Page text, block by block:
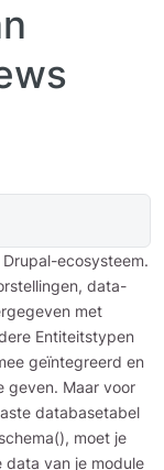
ecosysteem.
data-
met
Entiteitstypen
geïntegreerd en
geven. Maar voor
databasetabel
moet je
data van je module